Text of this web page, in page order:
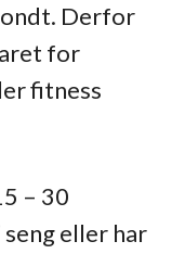
Derfor
for
fitness
– 30
eller har